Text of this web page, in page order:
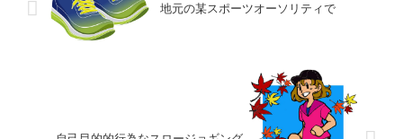
地元の某スポーツオーソリティで